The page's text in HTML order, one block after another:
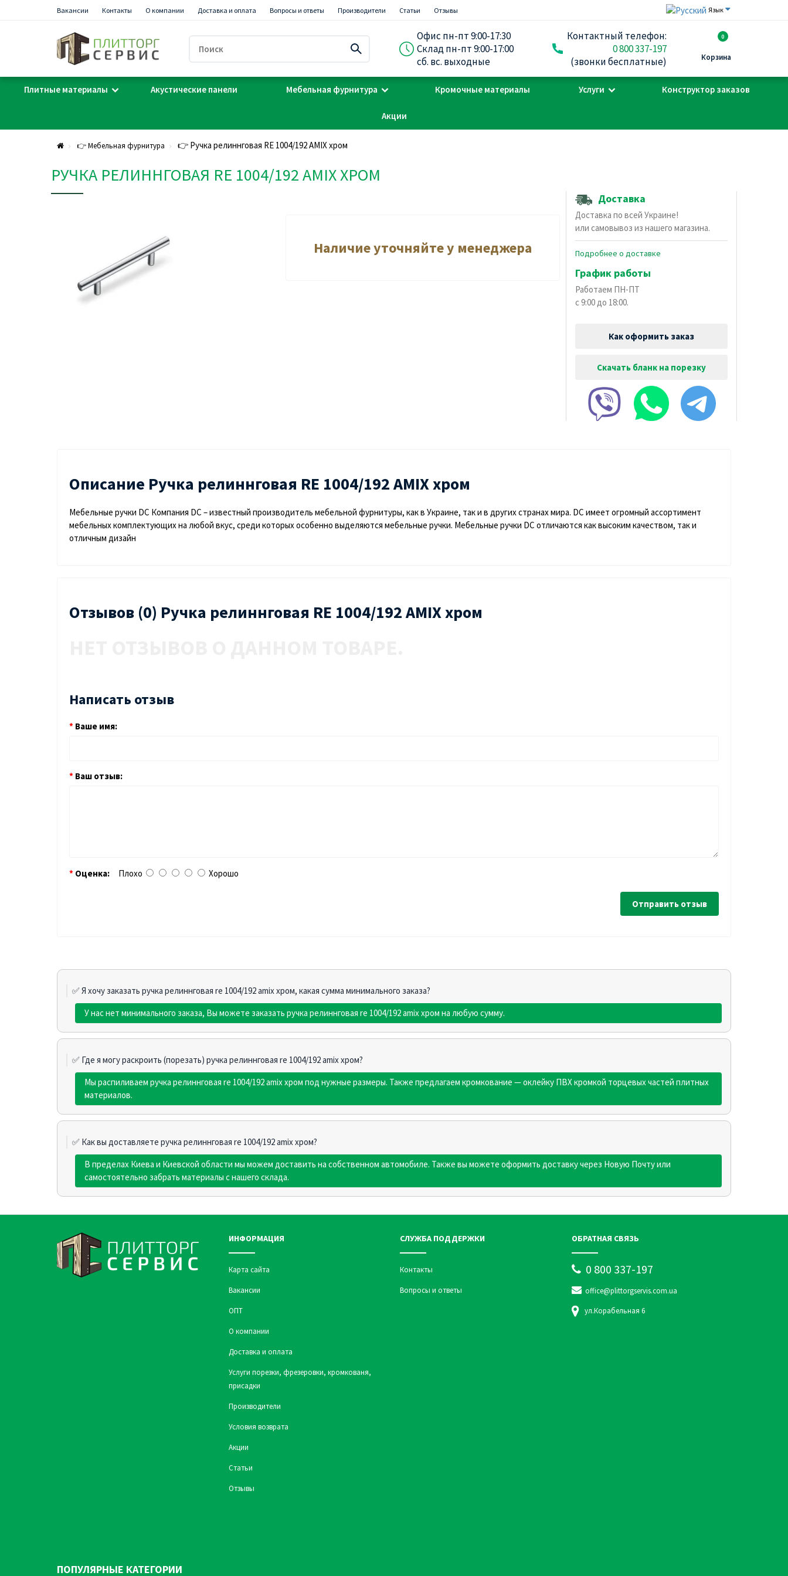
Вакансии Контакты О компании Доставка и оплата Вопросы и ответы Производители Статьи Отзывы Язык
Офис пн-пт 9:00-17:30
Склад пн-пт 9:00-17:00
сб. вс. выходные
Контактный телефон:
0 800 337-197
(звонки бесплатные)
0
Корзина
Плитные материалы Акустические панели Мебельная фурнитура Кромочные материалы Услуги Конструктор заказов
Акции
👉 Мебельная фурнитура 👉 Ручка релиннговая RE 1004/192 AMIX хром
РУЧКА РЕЛИННГОВАЯ RE 1004/192 AMIX ХРОМ
Наличие уточняйте у менеджера
Доставка
Доставка по всей Украине!
или самовывоз из нашего магазина.
Подробнее о доставке
График работы
Работаем ПН-ПТ
с 9:00 до 18:00.
Как оформить заказ
Скачать бланк на порезку
Описание Ручка релиннговая RE 1004/192 AMIX хром
Мебельные ручки DC Компания DC – известный производитель мебельной фурнитуры, как в Украине, так и в других странах мира. DC имеет огромный ассортимент
мебельных комплектующих на любой вкус, среди которых особенно выделяются мебельные ручки. Мебельные ручки DC отличаются как высоким качеством, так и
отличным дизайн
Отзывов (0) Ручка релиннговая RE 1004/192 AMIX хром
Написать отзыв
Ваше имя:
Ваш отзыв:
Оценка: Плохо Хорошо
Отправить отзыв
✅ Я хочу заказать ручка релиннговая re 1004/192 amix хром, какая сумма минимального заказа?
У нас нет минимального заказа, Вы можете заказать ручка релиннговая re 1004/192 amix хром на любую сумму.
✅ Где я могу раскроить (порезать) ручка релиннговая re 1004/192 amix хром?
Мы распиливаем ручка релиннговая re 1004/192 amix хром под нужные размеры. Также предлагаем кромкование — оклейку ПВХ кромкой торцевых частей плитных
материалов.
✅ Как вы доставляете ручка релиннговая re 1004/192 amix хром?
В пределах Киева и Киевской области мы можем доставить на собственном автомобиле. Также вы можете оформить доставку через Новую Почту или
самостоятельно забрать материалы с нашего склада.
ИНФОРМАЦИЯ
Карта сайта
Вакансии
ОПТ
О компании
Доставка и оплата
Услуги порезки, фрезеровки, кромкованя,
присадки
Производители
Условия возврата
Акции
Статьи
Отзывы
СЛУЖБА ПОДДЕРЖКИ
Контакты
Вопросы и ответы
ОБРАТНАЯ СВЯЗЬ
0 800 337-197
office@plittorgservis.com.ua
ул.Корабельная 6
ПОПУЛЯРНЫЕ КАТЕГОРИИ